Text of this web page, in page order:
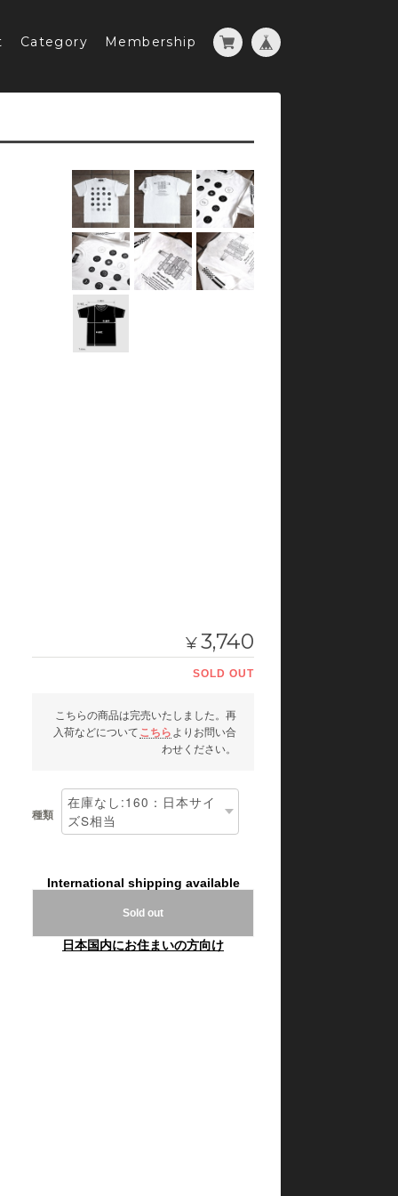
Category Membership
¥3,740
SOLD OUT
こちらの商品は完売いたしました。再
入荷などについて こちら よりお問い合
わせください。
種類
International shipping available
Sold out
日本国内にお住まいの方向け